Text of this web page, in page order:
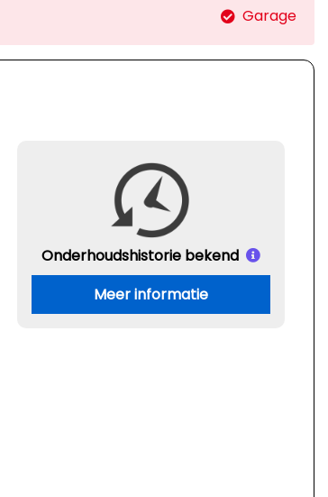
Garage
Onderhoudshistorie bekend
Meer informatie